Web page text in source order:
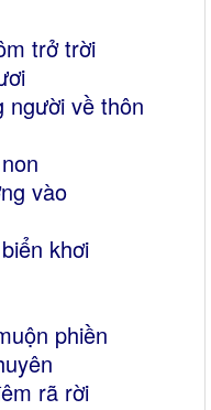
trở trời
người về thôn
vào
khơi
phiền
rã rời